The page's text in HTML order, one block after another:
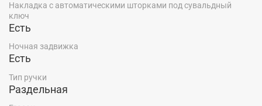
Накладка с автоматическими шторками под сувальдный
ключ
Есть
Ночная задвижка
Есть
Тип ручки
Раздельная